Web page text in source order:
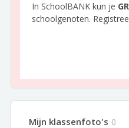
In SchoolBANK kun je
schoolgenoten.
Mijn klassenfoto's 0